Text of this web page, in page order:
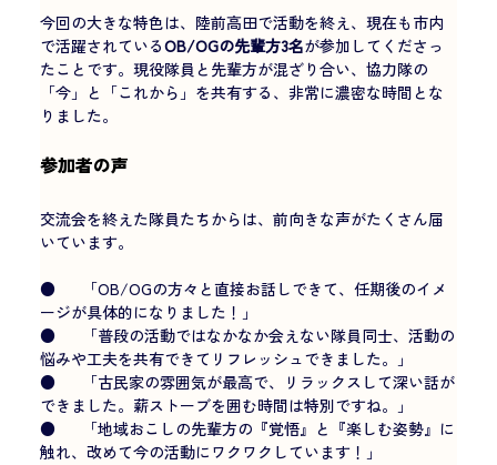
今回の大きな特色は、陸前高田で活動を終え、現在も市内
で活躍されているOB/OGの先輩方3名が参加してくださっ
たことです。現役隊員と先輩方が混ざり合い、協力隊の
「今」と「これから」を共有する、非常に濃密な時間とな
りました。
参加者の声
交流会を終えた隊員たちからは、前向きな声がたくさん届
いています。
●      「OB/OGの方々と直接お話しできて、任期後のイメ
ージが具体的になりました！」
●      「普段の活動ではなかなか会えない隊員同士、活動の
悩みや工夫を共有できてリフレッシュできました。」
●      「古民家の雰囲気が最高で、リラックスして深い話が
できました。薪ストーブを囲む時間は特別ですね。」
●      「地域おこしの先輩方の『覚悟』と『楽しむ姿勢』に
触れ、改めて今の活動にワクワクしています！」